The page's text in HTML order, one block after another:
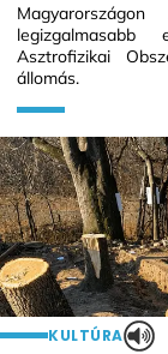
KULTÚRA
Asztrofizikai
állomás.